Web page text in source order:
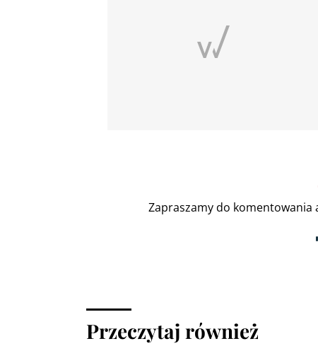
Zapraszamy do komentowania
Przeczytaj również